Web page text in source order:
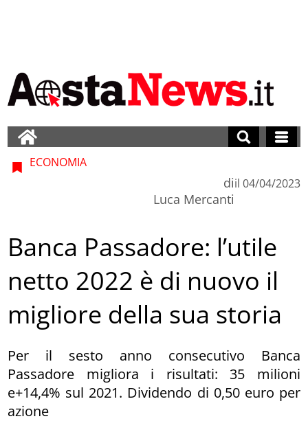
ECONOMIA
di
Luca Mercanti
il 04/04/2023
Banca Passadore: l’utile
netto 2022 è di nuovo il
migliore della sua storia
Per il sesto anno consecutivo Banca
Passadore migliora i risultati: 35 milioni
e+14,4% sul 2021. Dividendo di 0,50 euro per
azione